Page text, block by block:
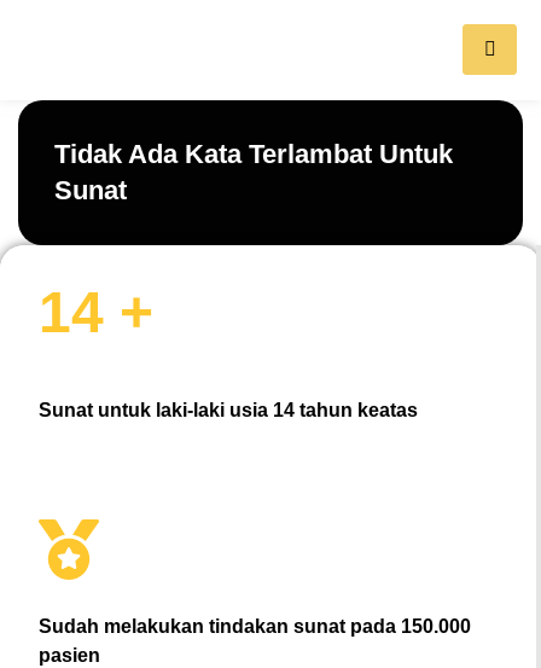
Tidak Ada Kata Terlambat Untuk
Sunat
14 +
Sunat untuk laki-laki usia 14 tahun keatas
Sudah melakukan tindakan sunat pada 150.000
pasien